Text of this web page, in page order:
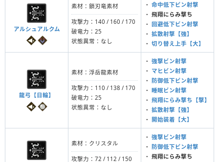
アルシュアルクム
素材：鎖刃竜素材
攻撃力：140 / 160 / 170
破竜力：25
状態異常：なし
・ 命中低下ビン射撃
・ 飛翔にらみ撃ち
・ 回避低下ビン射撃
・ 拡散射撃【強】
・ 切り替え上手【大】
龍弓【日輪】
素材：浮岳龍素材
攻撃力：110 / 138 / 170
破竜力：25
状態異常：なし
・ 強撃ビン射撃
・ マヒビン射撃
・
防御低下ビン射撃
・ 睡眠ビン射撃
・ 飛翔にらみ撃ち【撃】
・ 拡散射撃【強】
・
開始装着【大】
素材：クリスタル
攻撃力：72 / 112 / 150
・ 強撃ビン射撃
・
防御低下ビン射撃
・ 飛翔にらみ撃ち